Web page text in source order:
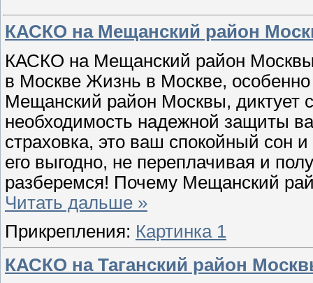
КАСКО на Мещанский район
КАСКО на Мещанский район
в Москве Жизнь в Москве,
Мещанский район Москвы, диктует
необходимость надежной защиты
страховка, это ваш спокойный сон
его выгодно, не переплачивая и
разберемся! Почему Мещанский
Читать дальше »
Прикрепления: Картинка 1
КАСКО на Таганский район